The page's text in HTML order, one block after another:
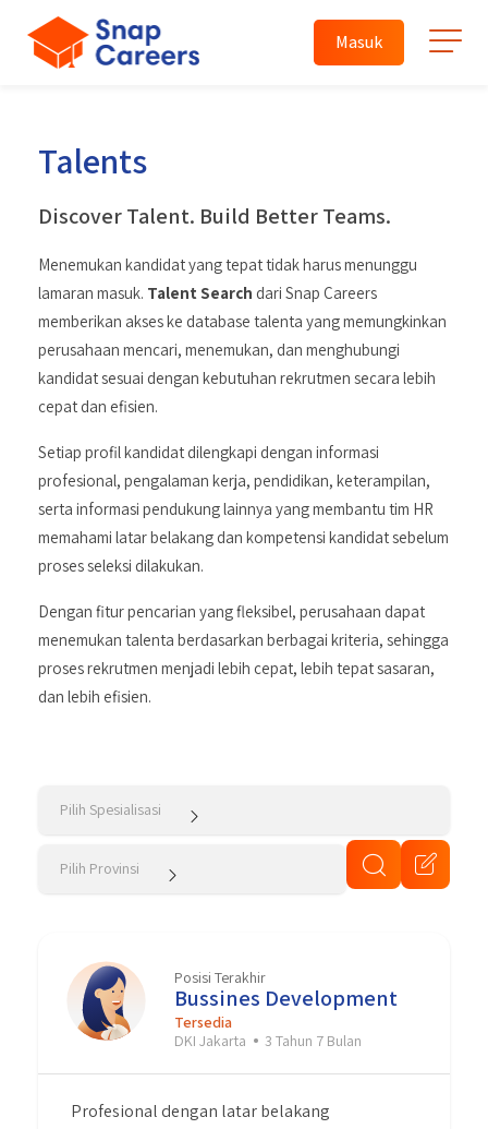
Masuk
Talents
Discover Talent. Build Better Teams.
Menemukan kandidat yang tepat tidak harus menunggu
lamaran masuk. Talent Search dari Snap Careers
memberikan akses ke database talenta yang memungkinkan
perusahaan mencari, menemukan, dan menghubungi
kandidat sesuai dengan kebutuhan rekrutmen secara lebih
cepat dan efisien.
Setiap profil kandidat dilengkapi dengan informasi
profesional, pengalaman kerja, pendidikan, keterampilan,
serta informasi pendukung lainnya yang membantu tim HR
memahami latar belakang dan kompetensi kandidat sebelum
proses seleksi dilakukan.
Dengan fitur pencarian yang fleksibel, perusahaan dapat
menemukan talenta berdasarkan berbagai kriteria, sehingga
proses rekrutmen menjadi lebih cepat, lebih tepat sasaran,
dan lebih efisien.
Pilih Spesialisasi
Pilih Provinsi
Posisi Terakhir
Bussines Development
Tersedia
DKI Jakarta
3 Tahun 7 Bulan
Profesional dengan latar belakang